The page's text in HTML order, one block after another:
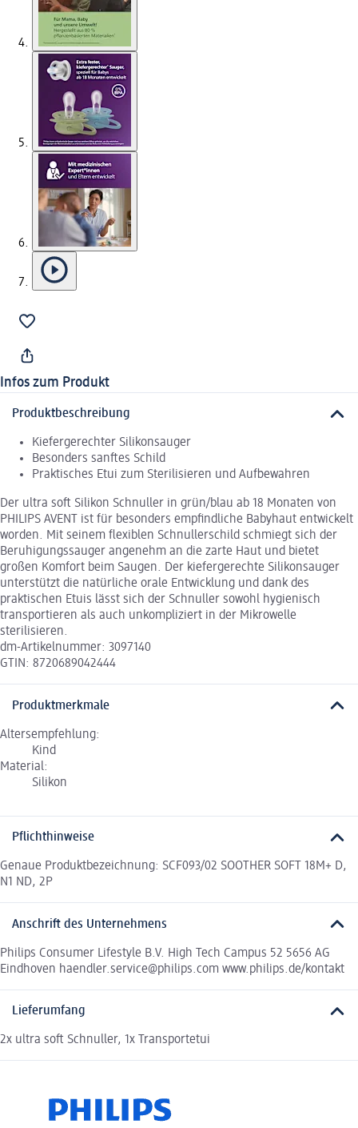
Infos zum Produkt
Produktbeschreibung
Kiefergerechter Silikonsauger
Besonders sanftes Schild
Praktisches Etui zum Sterilisieren und Aufbewahren
Der ultra soft Silikon Schnuller in grün/blau ab 18 Monaten von
PHILIPS AVENT ist für besonders empfindliche Babyhaut entwickelt
worden. Mit seinem flexiblen Schnullerschild schmiegt sich der
Beruhigungssauger angenehm an die zarte Haut und bietet
großen Komfort beim Saugen. Der kiefergerechte Silikonsauger
unterstützt die natürliche orale Entwicklung und dank des
praktischen Etuis lässt sich der Schnuller sowohl hygienisch
transportieren als auch unkompliziert in der Mikrowelle
sterilisieren.
dm-Artikelnummer: 3097140
GTIN: 8720689042444
Produktmerkmale
Altersempfehlung:
Kind
Material:
Silikon
Pflichthinweise
Genaue Produktbezeichnung: SCF093/02 SOOTHER SOFT 18M+ D,
N1 ND, 2P
Anschrift des Unternehmens
Philips Consumer Lifestyle B.V. High Tech Campus 52 5656 AG
Eindhoven haendler.service@philips.com www.philips.de/kontakt
Lieferumfang
2x ultra soft Schnuller, 1x Transportetui